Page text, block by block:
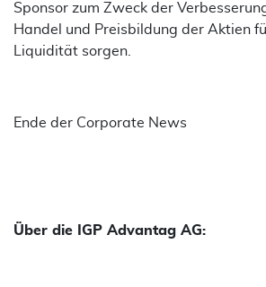
Sponsor zum Zweck der
Handel und Preisbildung der Aktien
Liquidität sorgen.
Ende der Corporate News
Über die IGP Advantag AG: